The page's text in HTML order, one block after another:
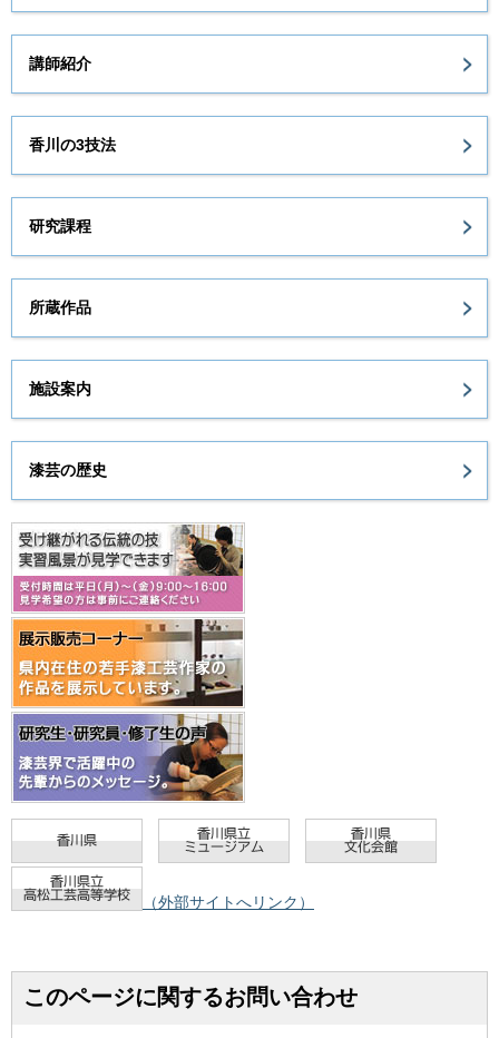
講師紹介
香川の3技法
研究課程
所蔵作品
施設案内
漆芸の歴史
（外部サイトへリンク）
このページに関するお問い合わせ